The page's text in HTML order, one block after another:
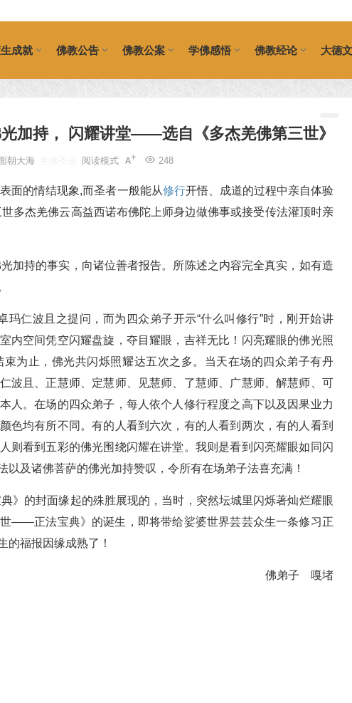
成就 佛教公告 佛教公案 学佛感悟 佛教经论 大德
加持， 闪耀讲堂——选自《多杰羌佛第三世》
朝大海 248
阅读模式
面的情结现象,而圣者一般能从修行开悟、成道的过程中亲自体验
多杰羌佛云高益西诺布佛陀上师身边做佛事或接受传法灌顶时亲
加持的事实，向诸位善者报告。所陈述之内容完全真实，如有造
仁波且之提问，而为四众弟子开示“什么叫修行”时，刚开始讲
内空间凭空闪耀盘旋，夺目耀眼，吉祥无比！闪亮耀眼的佛光照
为止，佛光共闪烁照耀达五次之多。当天在场的四众弟子有丹
波且、正慧师、定慧师、见慧师、了慧师、广慧师、解慧师、可
人。在场的四众弟子，每人依个人修行程度之高下以及因果业力
色均有所不同。有的人看到六次，有的人看到两次，有的人看到
则看到五彩的佛光围绕闪耀在讲堂。我则是看到闪亮耀眼如同闪
及诸佛菩萨的佛光加持赞叹，令所有在场弟子法喜充满！
》的封面缘起的殊胜展现的，当时，突然坛城里闪烁著灿烂耀眼
——正法宝典》的诞生，即将带给娑婆世界芸芸众生一条修习正
的福报因缘成熟了！
佛弟子 嘎堵